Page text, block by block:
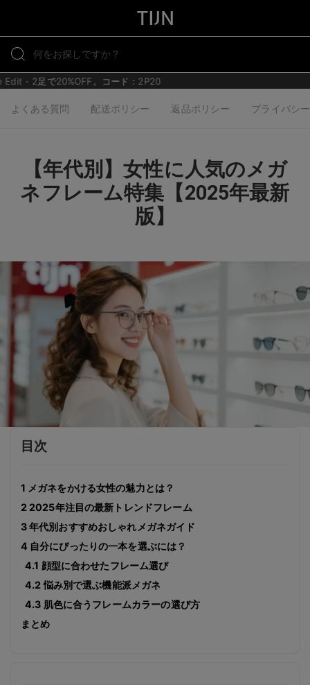
- 2足で20%OFF。コード：2P20
よくある質問 配送ポリシー 返品ポリシー プライバシ
【年代別】女性に人気のメガ
ネフレーム特集【2025年最新
版】
目次
1 メガネをかける女性の魅力とは？
2 2025年注目の最新トレンドフレーム
3 年代別おすすめおしゃれメガネガイド
4 自分にぴったりの一本を選ぶには？
4.1 顔型に合わせたフレーム選び
4.2 悩み別で選ぶ機能派メガネ
4.3 肌色に合うフレームカラーの選び方
まとめ